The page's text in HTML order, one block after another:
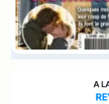
A